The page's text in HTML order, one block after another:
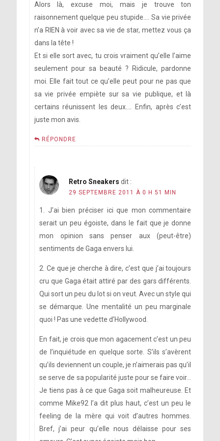
Alors là, excuse moi, mais je trouve ton
raisonnement quelque peu stupide…. Sa vie privée
n’a RIEN à voir avec sa vie de star, mettez vous ça
dans la tête !
Et si elle sort avec, tu crois vraiment qu’elle l’aime
seulement pour sa beauté ? Ridicule, pardonne
moi. Elle fait tout ce qu’elle peut pour ne pas que
sa vie privée empiète sur sa vie publique, et là
certains réunissent les deux…. Enfin, après c’est
juste mon avis.
RÉPONDRE
Retro Sneakers dit :
29 SEPTEMBRE 2011 À 0 H 51 MIN
1. J’ai bien préciser ici que mon commentaire
serait un peu égoiste, dans le fait que je donne
mon opinion sans penser aux (peut-être)
sentiments de Gaga envers lui.
2. Ce que je cherche à dire, c’est que j’ai toujours
cru que Gaga était attiré par des gars différents.
Qui sort un peu du lot si on veut. Avec un style qui
se démarque. Une mentalité un peu marginale
quoi ! Pas une vedette d’Hollywood.
En fait, je crois que mon agacement c’est un peu
de l’inquiétude en quelque sorte. S’ils s’avèrent
qu’ils deviennent un couple, je n’aimerais pas qu’il
se serve de sa popularité juste pour se faire voir…
Je tiens pas à ce que Gaga soit malheureuse. Et
comme Mike92 l’a dit plus haut, c’est un peu le
feeling de la mère qui voit d’autres hommes.
Bref, j’ai peur qu’elle nous délaisse pour ses